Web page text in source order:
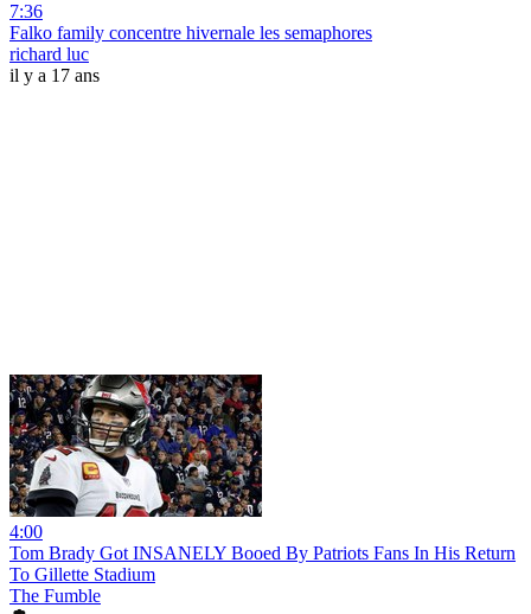
7:36
Falko family concentre hivernale les semaphores
richard luc
il y a 17 ans
4:00
Tom Brady Got INSANELY Booed By Patriots Fans In His Return
To Gillette Stadium
The Fumble